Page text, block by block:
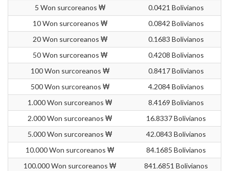
5 Won surcoreanos ₩
0.0421 Bolivianos
10 Won surcoreanos ₩
0.0842 Bolivianos
20 Won surcoreanos ₩
0.1683 Bolivianos
50 Won surcoreanos ₩
0.4208 Bolivianos
100 Won surcoreanos ₩
0.8417 Bolivianos
500 Won surcoreanos ₩
4.2084 Bolivianos
1.000 Won surcoreanos ₩
8.4169 Bolivianos
2.000 Won surcoreanos ₩
16.8337 Bolivianos
5.000 Won surcoreanos ₩
42.0843 Bolivianos
10.000 Won surcoreanos ₩
84.1685 Bolivianos
100.000 Won surcoreanos ₩
841.6851 Bolivianos